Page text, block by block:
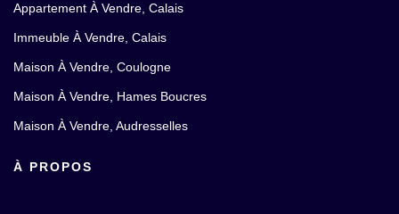
Appartement À Vendre, Calais
Immeuble À Vendre, Calais
Maison À Vendre, Coulogne
Maison À Vendre, Hames Boucres
Maison À Vendre, Audresselles
À PROPOS